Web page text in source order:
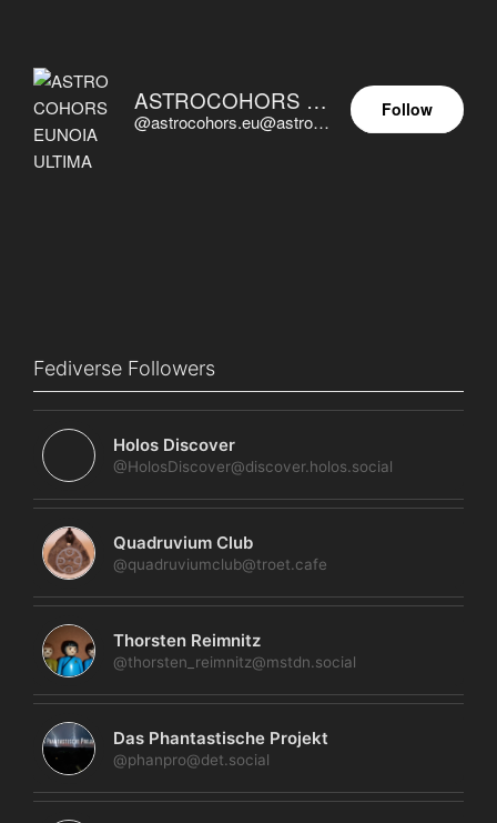
ASTROCOHORS EUNOIA ULTIMA
@astrocohors.eu@astrocohors.eu
Follow
Fediverse Followers
Holos Discover
@HolosDiscover@discover.holos.social
Quadruvium Club
@quadruviumclub@troet.cafe
Thorsten Reimnitz
@thorsten_reimnitz@mstdn.social
Das Phantastische Projekt
@phanpro@det.social